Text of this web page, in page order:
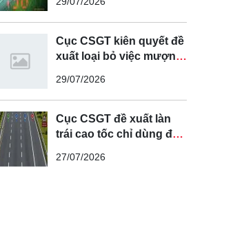
Cục CSGT kiên quyết đề
xuất loại bỏ việc mượn
để vượt xe
29/07/2026
Cục CSGT đề xuất làn
trái cao tốc chỉ dùng để
tục
27/07/2026